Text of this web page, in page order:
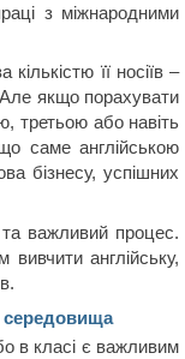
з міжнародними
її носіїв –
якщо порахувати
третьою або навіть
саме англійською
бізнесу, успішних
важливий процес.
англійську,
середовища
в класі є важливим